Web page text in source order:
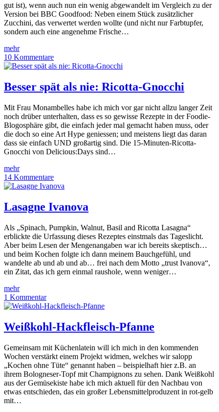
gut ist), wenn auch nun ein wenig abgewandelt im Vergleich zu der
Version bei BBC Goodfood: Neben einem Stück zusätzlicher
Zucchini, das verwertet werden wollte (und nicht nur Farbtupfer,
sondern auch eine angenehme Frische…
mehr
10 Kommentare
Besser spät als nie: Ricotta-Gnocchi
Mit Frau Monambelles habe ich mich vor gar nicht allzu langer Zeit
noch drüber unterhalten, dass es so gewisse Rezepte in der Foodie-
Blogosphäre gibt, die einfach jeder mal gemacht haben muss, oder
die doch so eine Art Hype geniessen; und meistens liegt das daran
dass sie einfach UND großartig sind. Die 15-Minuten-Ricotta-
Gnocchi von Delicious:Days sind…
mehr
14 Kommentare
Lasagne Ivanova
Als „Spinach, Pumpkin, Walnut, Basil and Ricotta Lasagna“
erblickte die Urfassung dieses Rezeptes einstmals das Tageslicht.
Aber beim Lesen der Mengenangaben war ich bereits skeptisch…
und beim Kochen folgte ich dann meinem Bauchgefühl, und
wandelte ab und ab und ab… frei nach dem Motto „trust Ivanova“,
ein Zitat, das ich gern einmal raushole, wenn weniger…
mehr
1 Kommentar
Weißkohl-Hackfleisch-Pfanne
Gemeinsam mit Küchenlatein will ich mich in den kommenden
Wochen verstärkt einem Projekt widmen, welches wir salopp
„Kochen ohne Tüte“ genannt haben – beispielhaft hier z.B. an
ihrem Bologneser-Topf mit Champignons zu sehen. Dank Weißkohl
aus der Gemüsekiste habe ich mich aktuell für den Nachbau von
etwas entschieden, das ein großer Lebensmittelproduzent in rot-gelb
mit…